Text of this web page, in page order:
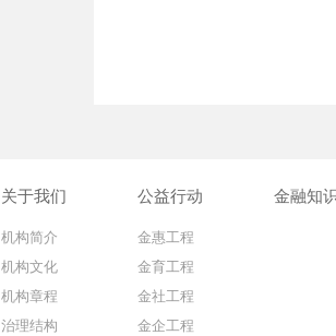
关于我们
机构简介
机构文化
机构章程
治理结构
公益行动
金惠工程
金育工程
金社工程
金企工程
金融知